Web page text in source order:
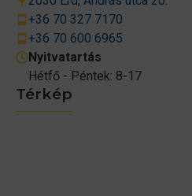
Térkép
+36 70 327 7170
+36 70 600 6965
Nyitvatartás
Hétfő - Péntek: 8-17